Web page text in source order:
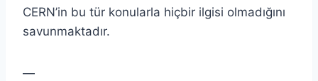
CERN’in bu tür konularla hiçbir ilgisi olmadığını
savunmaktadır.
—